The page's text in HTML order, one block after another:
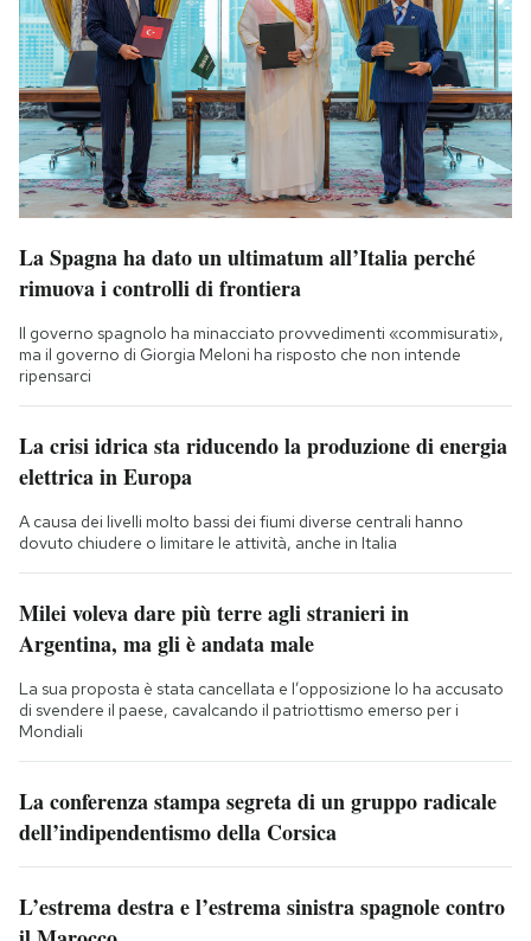
La Spagna ha dato un ultimatum all’Italia perché
rimuova i controlli di frontiera
Il governo spagnolo ha minacciato provvedimenti «commisurati»,
ma il governo di Giorgia Meloni ha risposto che non intende
ripensarci
La crisi idrica sta riducendo la produzione di energia
elettrica in Europa
A causa dei livelli molto bassi dei fiumi diverse centrali hanno
dovuto chiudere o limitare le attività, anche in Italia
Milei voleva dare più terre agli stranieri in
Argentina, ma gli è andata male
La sua proposta è stata cancellata e l’opposizione lo ha accusato
di svendere il paese, cavalcando il patriottismo emerso per i
Mondiali
La conferenza stampa segreta di un gruppo radicale
dell’indipendentismo della Corsica
L’estrema destra e l’estrema sinistra spagnole contro